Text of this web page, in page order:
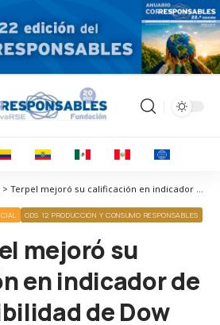
Corresponsables > Noticias > Terpel mejoró su calificación en indicador de sostenibilidad de Dow Jones 2025
ODS 12 PRODUCCIÓN Y CONSUMO RESPONSABLES
mejoró su
en indicador de
de Dow